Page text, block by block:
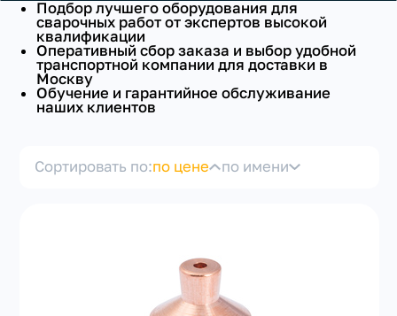
+7(351) 223-98-74
заказать звонок
Подбор лучшего оборудования для
сварочных работ от экспертов высокой
квалификации
Оперативный сбор заказа и выбор удобной
транспортной компании для доставки в
Москву
Обучение и гарантийное обслуживание
наших клиентов
Сортировать по:по цене по имени